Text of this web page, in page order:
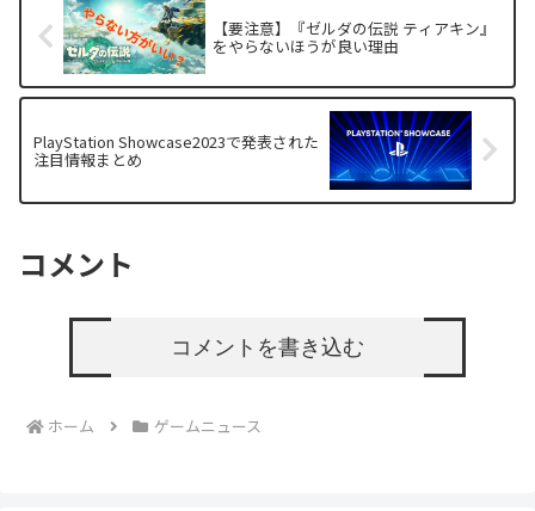
【要注意】『ゼルダの伝説 ティアキン』
をやらないほうが良い理由
PlayStation Showcase2023で発表された
注目情報まとめ
コメント
コメントを書き込む
ホーム ゲームニュース